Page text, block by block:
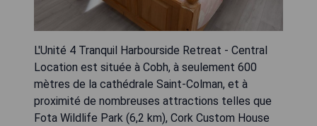
L'Unité 4 Tranquil Harbourside Retreat - Central
Location est située à Cobh, à seulement 600
mètres de la cathédrale Saint-Colman, et à
proximité de nombreuses attractions telles que
Fota Wildlife Park (6,2 km), Cork Custom House